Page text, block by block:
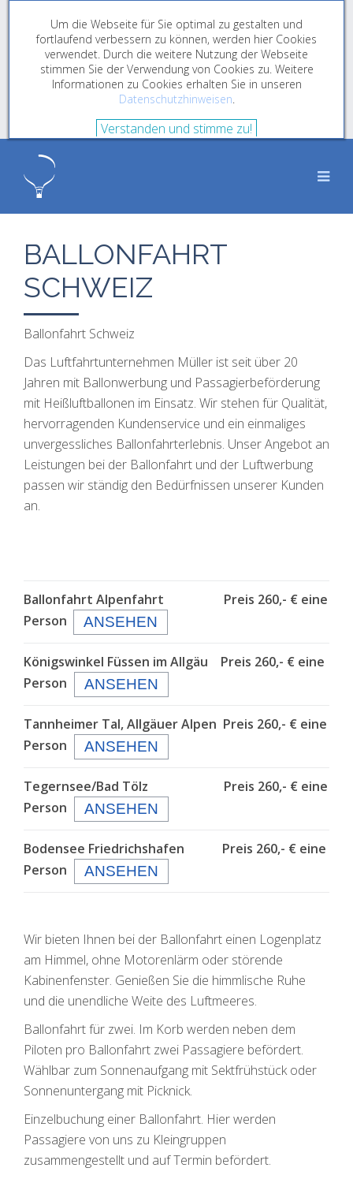
Um die Webseite für Sie optimal zu gestalten und
fortlaufend verbessern zu können, werden hier Cookies
verwendet. Durch die weitere Nutzung der Webseite
stimmen Sie der Verwendung von Cookies zu. Weitere
Informationen zu Cookies erhalten Sie in unseren
Datenschutzhinweisen.
Verstanden und stimme zu!
BALLONFAHRT
SCHWEIZ
Ballonfahrt Schweiz
Das Luftfahrtunternehmen Müller ist seit über 20
Jahren mit Ballonwerbung und Passagierbeförderung
mit Heißluftballonen im Einsatz. Wir stehen für Qualität,
hervorragenden Kundenservice und ein einmaliges
unvergessliches Ballonfahrterlebnis. Unser Angebot an
Leistungen bei der Ballonfahrt und der Luftwerbung
passen wir ständig den Bedürfnissen unserer Kunden
an.
Ballonfahrt Alpenfahrt Preis 260,- € eine
Person
ANSEHEN
Königswinkel Füssen im Allgäu Preis 260,- € eine
Person
ANSEHEN
Tannheimer Tal, Allgäuer Alpen Preis 260,- € eine
Person
ANSEHEN
Tegernsee/Bad Tölz Preis 260,- € eine
Person
ANSEHEN
Bodensee Friedrichshafen Preis 260,- € eine
Person
ANSEHEN
Wir bieten Ihnen bei der Ballonfahrt einen Logenplatz
am Himmel, ohne Motorenlärm oder störende
Kabinenfenster. Genießen Sie die himmlische Ruhe
und die unendliche Weite des Luftmeeres.
Ballonfahrt für zwei. Im Korb werden neben dem
Piloten pro Ballonfahrt zwei Passagiere befördert.
Wählbar zum Sonnenaufgang mit Sektfrühstück oder
Sonnenuntergang mit Picknick.
Einzelbuchung einer Ballonfahrt. Hier werden
Passagiere von uns zu Kleingruppen
zusammengestellt und auf Termin befördert.